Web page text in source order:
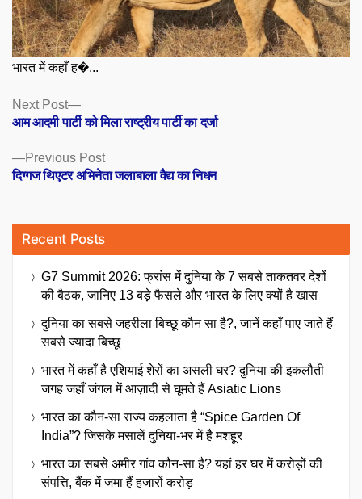
भारत में कहाँ ह�...
Posts
navigation
Previous PostPrevious
post:
दिग्गज थिएटर अभिनेता जलाबाला वैद्य का निधन
Next Post
Next
post:
आम आदमी पार्टी को मिला राष्ट्रीय पार्टी का दर्जा
Recent Posts
G7 Summit 2026: फ्रांस में दुनिया के 7 सबसे ताकतवर देशों
की बैठक, जानिए 13 बड़े फैसले और भारत के लिए क्यों है खास
दुनिया का सबसे जहरीला बिच्छू कौन सा है?, जानें कहाँ पाए जाते हैं
सबसे ज्यादा बिच्छू
भारत में कहाँ है एशियाई शेरों का असली घर? दुनिया की इकलौती
जगह जहाँ जंगल में आज़ादी से घूमते हैं Asiatic Lions
भारत का कौन-सा राज्य कहलाता है “Spice Garden Of
India”? जिसके मसालें दुनिया-भर में है मशहूर
भारत का सबसे अमीर गांव कौन-सा है? यहां हर घर में करोड़ों की
संपत्ति, बैंक में जमा हैं हजारों करोड़